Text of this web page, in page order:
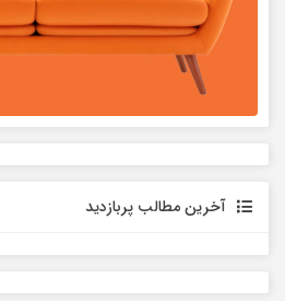
آخرین مطالب پربازدید